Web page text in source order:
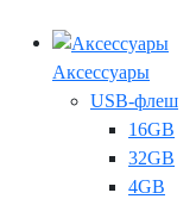
Аксессуары
USB-флеш
16GB
32GB
4GB